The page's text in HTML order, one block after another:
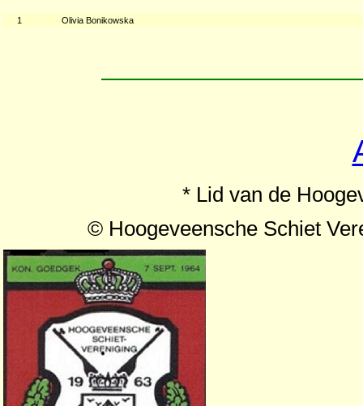
1 Olivia Bonikowska
* Lid van de
© Hoogeveensche Schiet